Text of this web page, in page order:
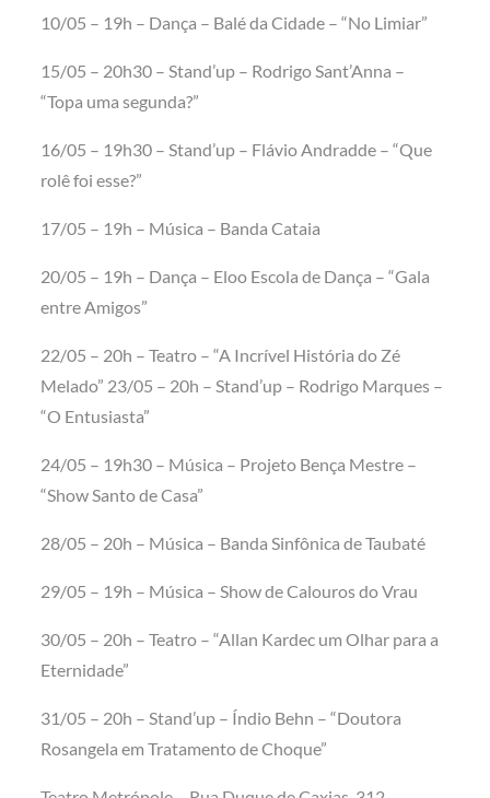
10/05 – 19h – Dança – Balé da Cidade – “No Limiar”
15/05 – 20h30 – Stand’up – Rodrigo Sant’Anna –
“Topa uma segunda?”
16/05 – 19h30 – Stand’up – Flávio Andradde – “Que
rolê foi esse?”
17/05 – 19h – Música – Banda Cataia
20/05 – 19h – Dança – Eloo Escola de Dança – “Gala
entre Amigos”
22/05 – 20h – Teatro – “A Incrível História do Zé
Melado” 23/05 – 20h – Stand’up – Rodrigo Marques –
“O Entusiasta”
24/05 – 19h30 – Música – Projeto Bença Mestre –
“Show Santo de Casa”
28/05 – 20h – Música – Banda Sinfônica de Taubaté
29/05 – 19h – Música – Show de Calouros do Vrau
30/05 – 20h – Teatro – “Allan Kardec um Olhar para a
Eternidade”
31/05 – 20h – Stand’up – Índio Behn – “Doutora
Rosangela em Tratamento de Choque”